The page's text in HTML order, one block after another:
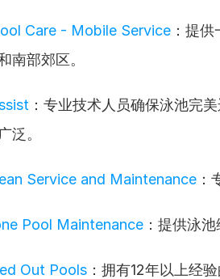
Care - Mobile Service ：提
南部郊区。
：专业技术人员确保泳池完
泛。
Service and Maintenance ：
Pool Maintenance ：提供泳
Out Pools ：拥有12年以上经